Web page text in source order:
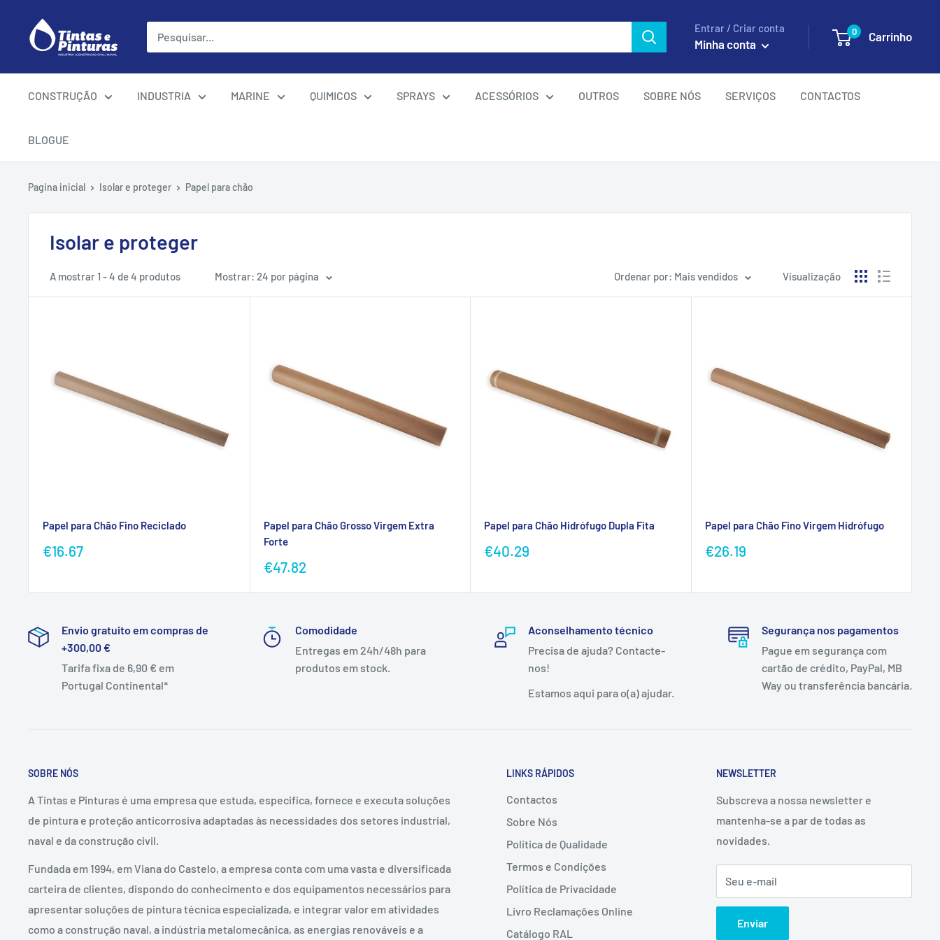
conteúdo
Entrar / Criar conta
Minha conta
0 Carrinho
CONSTRUÇÃO INDUSTRIA MARINE QUIMICOS SPRAYS ACESSÓRIOS OUTROS SOBRE NÓS SERVIÇOS CONTACTOS
BLOGUE
Pagina inicial Isolar e proteger Papel para chão
Isolar e proteger
A mostrar 1 - 4 de 4 produtos Mostrar: 24 por página Ordenar por: Mais vendidos Visualização
Papel para Chão Fino Reciclado
Preço
€16.67
Papel para Chão Grosso Virgem Extra
Forte
Preço
€47.82
Papel para Chão Hidrófugo Dupla Fita
Preço
€40.29
Papel para Chão Fino Virgem Hidrófugo
Preço
€26.19
Envio gratuito em compras de
+300,00 €
Tarifa fixa de 6,90 € em
Portugal Continental*
Comodidade
Entregas em 24h/48h para
produtos em stock.
Aconselhamento técnico
Precisa de ajuda? Contacte-
nos!
Estamos aqui para o(a) ajudar.
Segurança nos pagamentos
Pague em segurança com
cartão de crédito, PayPal, MB
Way ou transferência bancária.
SOBRE NÓS
A Tintas e Pinturas é uma empresa que estuda, especifica, fornece e executa soluções
de pintura e proteção anticorrosiva adaptadas às necessidades dos setores industrial,
naval e da construção civil.
Fundada em 1994, em Viana do Castelo, a empresa conta com uma vasta e diversificada
carteira de clientes, dispondo do conhecimento e dos equipamentos necessários para
apresentar soluções de pintura técnica especializada, e integrar valor em atividades
como a construção naval, a indústria metalomecânica, as energias renováveis e a
LINKS RÁPIDOS
Contactos
Sobre Nós
Politica de Qualidade
Termos e Condições
Política de Privacidade
Livro Reclamações Online
Catálogo RAL
NEWSLETTER
Subscreva a nossa newsletter e
mantenha-se a par de todas as
novidades.
Seu e-mail
Enviar